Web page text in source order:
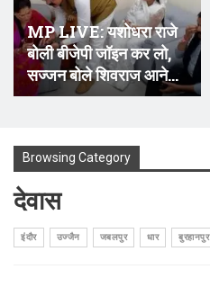
MP LIVE: यशोधरा राजे
बोली बीजेपी जॉइन कर लो,
सज्जन बोले शिवराज आने…
Browsing Category
देवास
इंदौर उज्जैन जबलपुर धार बुरहानपुर